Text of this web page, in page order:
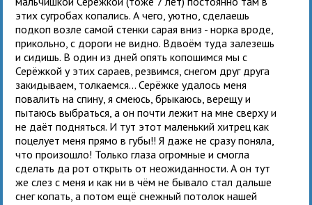
этих сугробах копались. А чего, уютно, сделаешь
подкоп возле самой стенки сарая вниз - норка вроде,
прикольно, с дороги не видно. Вдвоём туда залезешь
и сидишь. В один из дней опять копошимся мы с
Серёжкой у этих сараев, резвимся, снегом друг друга
закидываем, толкаемся... Серёжке удалось меня
повалить на спину, я смеюсь, брыкаюсь, верещу и
пытаюсь выбраться, а он почти лежит на мне сверху и
не даёт подняться. И тут этот маленький хитрец как
поцелует меня прямо в губы!! Я даже не сразу поняла,
что произошло! Только глаза огромные и смогла
сделать да рот открыть от неожиданности. А он тут
же слез с меня и как ни в чём не бывало стал дальше
снег копать, а потом ещё снежный потолок нашей